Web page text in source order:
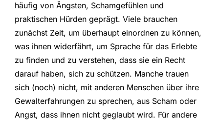
häufig von Ängsten, Schamgefühlen und
praktischen Hürden geprägt. Viele brauchen
zunächst Zeit, um überhaupt einordnen zu können,
was ihnen widerfährt, um Sprache für das Erlebte
zu finden und zu verstehen, dass sie ein Recht
darauf haben, sich zu schützen. Manche trauen
sich (noch) nicht, mit anderen Menschen über ihre
Gewalterfahrungen zu sprechen, aus Scham oder
Angst, dass ihnen nicht geglaubt wird. Für andere